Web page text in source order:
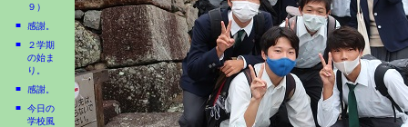
９）
■
感謝。
■
２学期
の始ま
り。
■
感謝。
■
今日の
学校風